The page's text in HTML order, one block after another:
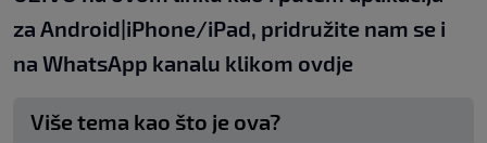
za Android|iPhone/iPad, pridružite nam se i
na WhatsApp kanalu klikom ovdje
Više tema kao što je ova?